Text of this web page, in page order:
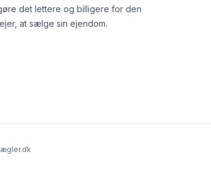
det lettere og billigere for den
at sælge sin ejendom.